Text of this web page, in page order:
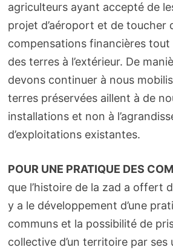
agriculteurs ayant accepté de
projet d’aéroport et de toucher
compensations financières
des terres à l’extérieur. De
devons continuer à nous
terres préservées aillent à de
installations et non à
d’exploitations existantes.
POUR UNE PRATIQUE DES
que l’histoire de la zad a offert
y a le développement d’une
communs et la possibilité de
collective d’un territoire par ses